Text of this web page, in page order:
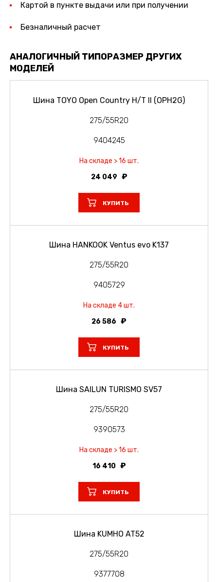
Картой в пункте выдачи или при получении
Безналичный расчет
АНАЛОГИЧНЫЙ ТИПОРАЗМЕР ДРУГИХ
МОДЕЛЕЙ
Шина TOYO Open Country H/T II (OPH2G)
275/55R20
9404245
На складе > 16 шт.
24 049
КУПИТЬ
Шина HANKOOK Ventus evo K137
275/55R20
9405729
На складе 4 шт.
26 586
КУПИТЬ
Шина SAILUN TURISMO SV57
275/55R20
9390573
На складе > 16 шт.
16 410
КУПИТЬ
Шина KUMHO AT52
275/55R20
9377708